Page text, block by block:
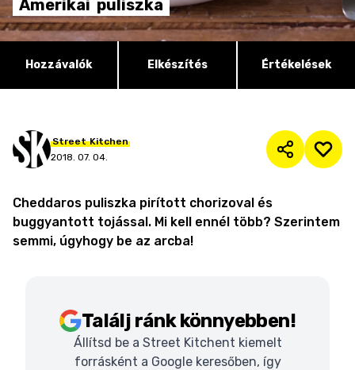
Amerikai puliszka
Hozzávalók Elkészítés Értékelések
Street Kitchen
2018. 07. 04.
Cheddaros puliszka pirított chorizoval és
buggyantott tojással. Mi kell ennél több? Szerintem
semmi, úgyhogy be az arcba!
Találj ránk könnyebben!
Állítsd be a Street Kitchent kiemelt
forrásként a Google keresőben, így